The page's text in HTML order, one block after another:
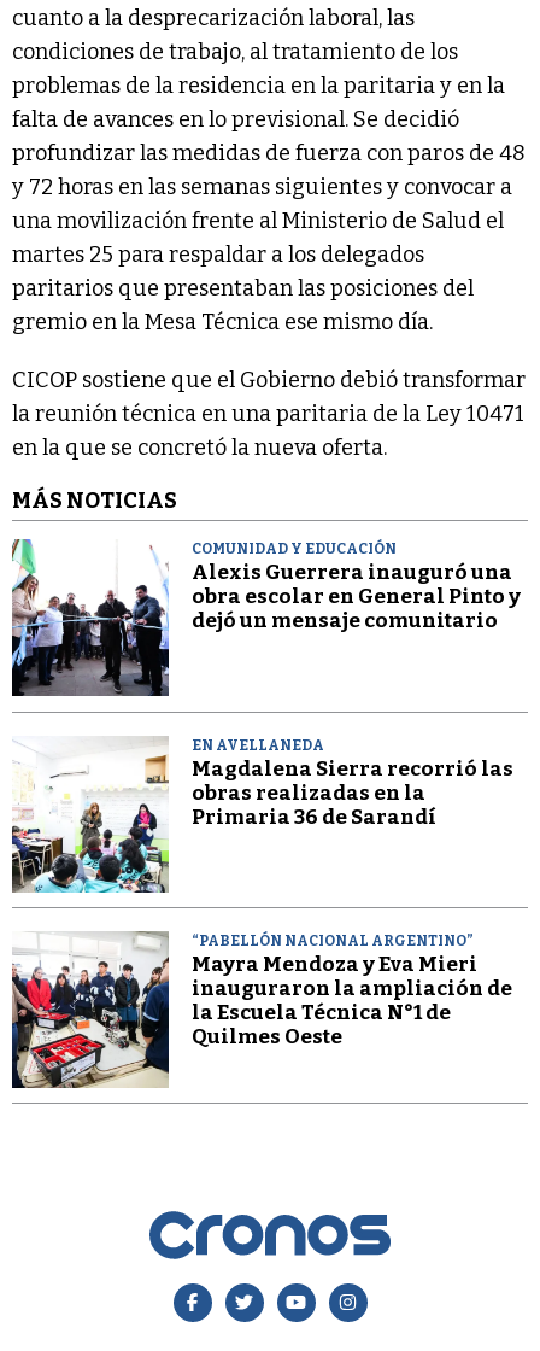
cuanto a la desprecarización laboral, las
condiciones de trabajo, al tratamiento de los
problemas de la residencia en la paritaria y en la
falta de avances en lo previsional. Se decidió
profundizar las medidas de fuerza con paros de 48
y 72 horas en las semanas siguientes y convocar a
una movilización frente al Ministerio de Salud el
martes 25 para respaldar a los delegados
paritarios que presentaban las posiciones del
gremio en la Mesa Técnica ese mismo día.
CICOP sostiene que el Gobierno debió transformar
la reunión técnica en una paritaria de la Ley 10471
en la que se concretó la nueva oferta.
MÁS NOTICIAS
COMUNIDAD Y EDUCACIÓN
Alexis Guerrera inauguró una
obra escolar en General Pinto y
dejó un mensaje comunitario
EN AVELLANEDA
Magdalena Sierra recorrió las
obras realizadas en la
Primaria 36 de Sarandí
“PABELLÓN NACIONAL ARGENTINO”
Mayra Mendoza y Eva Mieri
inauguraron la ampliación de
la Escuela Técnica N°1 de
Quilmes Oeste